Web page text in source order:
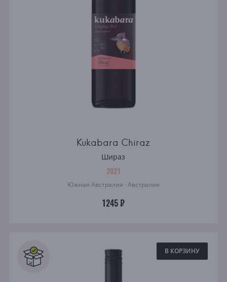
Kukabara Chiraz
Шираз
2021
Южная Австралия · Австралия
1245 ₽
В КОРЗИНУ